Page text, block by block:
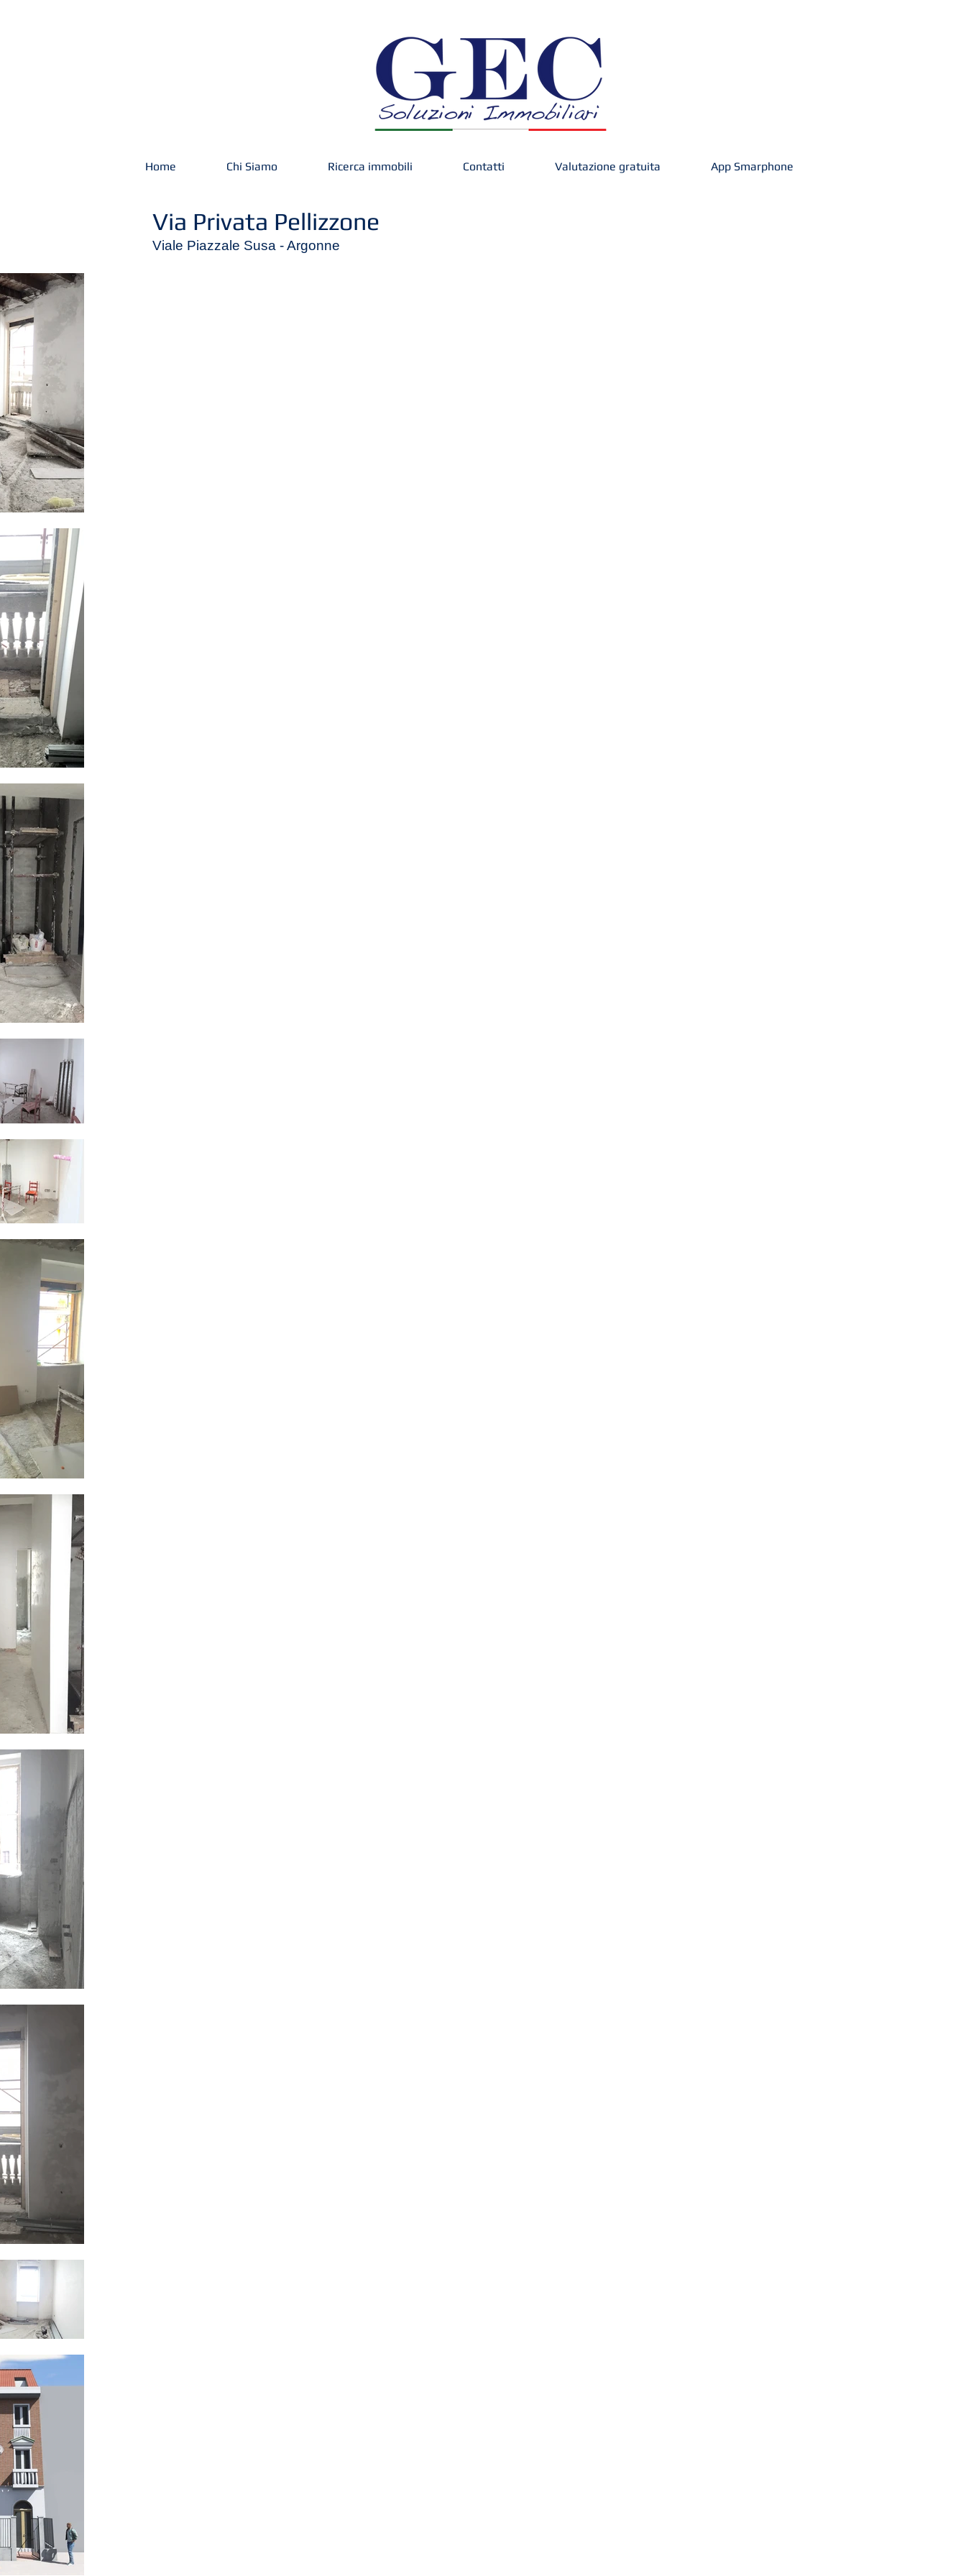
Via Privata Pellizzone
Viale Piazzale Susa - Argonne
Home Chi Siamo Ricerca immobili Contatti Valutazione gratuita App Smarphone